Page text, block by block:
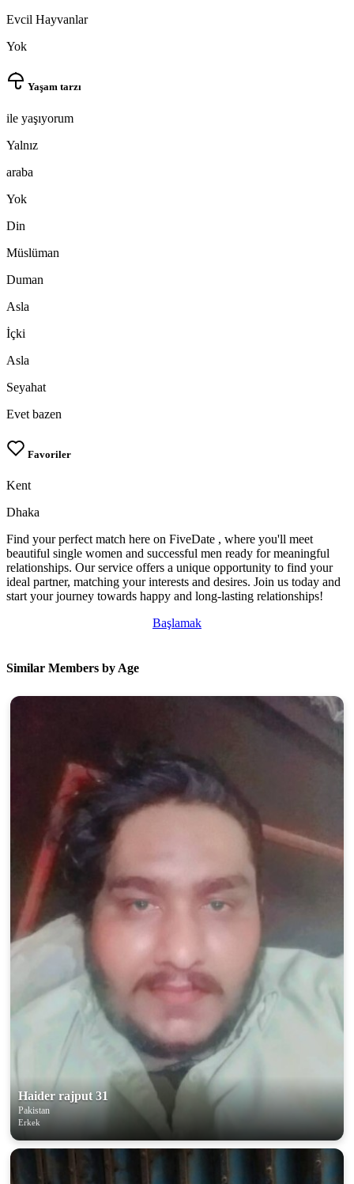
Evcil Hayvanlar
Yok
Yaşam tarzı
ile yaşıyorum
Yalnız
araba
Yok
Din
Müslüman
Duman
Asla
İçki
Asla
Seyahat
Evet bazen
Favoriler
Kent
Dhaka
Find your perfect match here on FiveDate , where you'll meet
beautiful single women and successful men ready for meaningful
relationships. Our service offers a unique opportunity to find your
ideal partner, matching your interests and desires. Join us today and
start your journey towards happy and long-lasting relationships!
Başlamak
Similar Members by Age
Haider rajput 31
Pakistan
Erkek